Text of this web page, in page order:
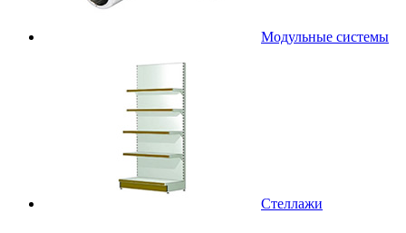
Модульные системы
Стеллажи